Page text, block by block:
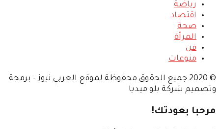
رياضة
اقتصاد
صحة
المرأة
فن
منوعات
© 2020 جميع الحقوق محفوظة لموقع العربي نيوز - برمجة
وتصميم شركة بلو ميديا
مرحبا بعودتك!